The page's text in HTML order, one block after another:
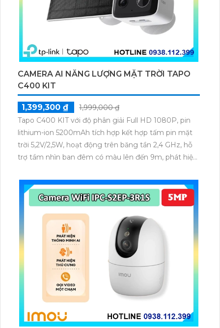
CAMERA AI NĂNG LƯỢNG MẶT TRỜI TAPO
C400 KIT
1,399,300 ₫
1,999,000 ₫
Tapo C400 KIT với độ phân giải Full HD 1080P, pin
lithium-ion 5200mAh tích hợp kết hợp tấm pin mặt
trời 5,2V/2,5W, hoạt động trên băng tần 2,4 GHz, hỗ
trợ tầm nhìn ban đêm có màu lên đến 9m, phát hiện
dữ liệu qua thẻ microSD lên đến 512GB.